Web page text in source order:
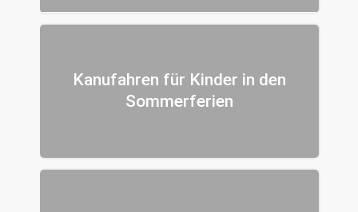
Kanufahren für Kinder in den
Sommerferien